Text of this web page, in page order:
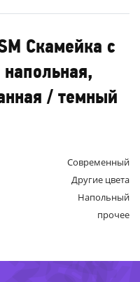
Скамейка с
/ темный
Современный
Другие цвета
Напольный
прочее